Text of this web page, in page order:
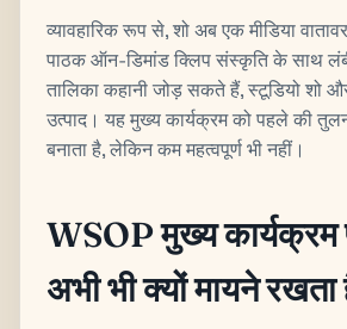
व्यावहारिक रूप से, शो अब एक मीडिया
पाठक ऑन-डिमांड क्लिप संस्कृति के साथ
तालिका कहानी जोड़ सकते हैं, स्टूडियो शो
उत्पाद। यह मुख्य कार्यक्रम को पहले की
बनाता है, लेकिन कम महत्वपूर्ण भी नहीं।
WSOP मुख्य कार्यक्रम
अभी भी क्यों मायने रखता